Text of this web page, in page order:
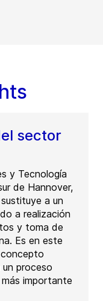
sector
y Tecnología
de Hannover,
a un
a realización
y toma de
Es en este
proceso
importante